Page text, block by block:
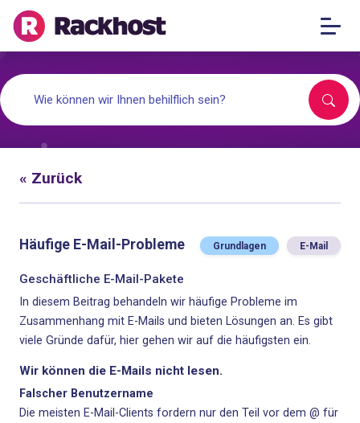
« Zurück
Häufige E-Mail-Probleme Grundlagen E-Mail
Geschäftliche E-Mail-Pakete
In diesem Beitrag behandeln wir häufige Probleme im
Zusammenhang mit E-Mails und bieten Lösungen an. Es gibt
viele Gründe dafür, hier gehen wir auf die häufigsten ein.
Wir können die E-Mails nicht lesen.
Falscher Benutzername
Die meisten E-Mail-Clients fordern nur den Teil vor dem @ für